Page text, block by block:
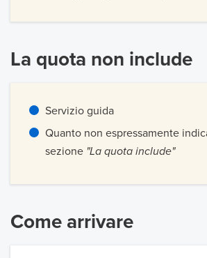
La quota non include
Servizio guida
Quanto non espressamente
sezione "La quota include"
Come arrivare